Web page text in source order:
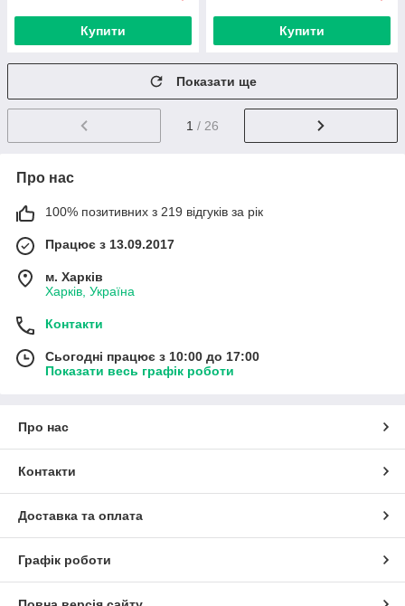
Купити Купити
Показати ще
1 / 26
Про нас
100% позитивних з 219 відгуків за рік
Працює з 13.09.2017
м. Харків
Харків, Україна
Контакти
Сьогодні працює з 10:00 до 17:00
Показати весь графік роботи
Про нас
Контакти
Доставка та оплата
Графік роботи